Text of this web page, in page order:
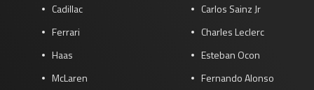
Cadillac
Ferrari
Haas
McLaren
Carlos Sainz Jr
Charles Leclerc
Esteban Ocon
Fernando Alonso